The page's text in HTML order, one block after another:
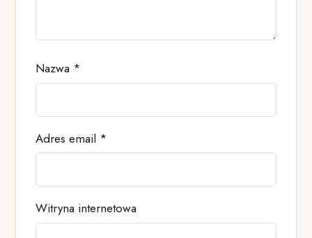
Nazwa *
Adres email *
Witryna internetowa